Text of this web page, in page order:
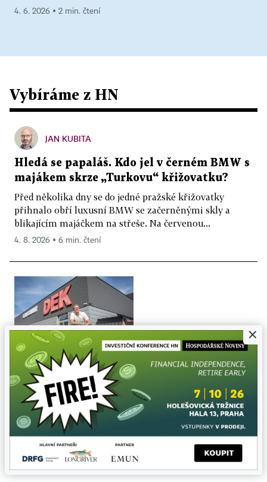
4. 6. 2026 ▪ 2 min. čtení
Vybíráme z HN
JAN KUBITA
Hledá se papaláš. Kdo jel v černém BMW s
majákem skrze „Turkovu“ křižovatku?
Před několika dny se do jedné pražské křižovatky
přihnalo obří luxusní BMW se začerněnými skly a
blikajícím majáčkem na střeše. Na červenou...
4. 8. 2026 ▪ 6 min. čtení
Kutnarův DEK prodává závody spojené s
výrobou příměsí do betonu. Kupcem je
nadnárodní kolos z Francie
Největší síť stavebnin v Česku DEK, kterou společně
vlastní Vít a Petra Kutnarovi, prodává část svého
byznysu. Konkrétně jde o dva závody...
6. 8. 2026 ▪ 3 min. čtení
×